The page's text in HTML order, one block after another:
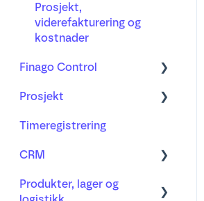
AI-mottaket
Valuta
Fagartikler
Prosjekt,
viderefakturering og
kostnader
Finago Control
Lær mer om
Ofte stilte spørsmål
Regnskapsbyrå og
Prosjekt
Prosjekt
Viderefakturering
Timeregistrering
CRM
Kunder og leverandører
Produkter, lager og